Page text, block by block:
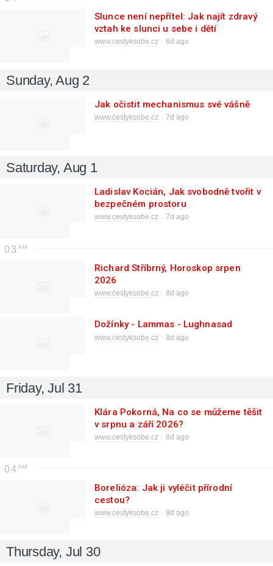
Slunce není nepřítel: Jak najít zdravý
vztah ke slunci u sebe i dětí
www.cestyksobe.cz 6d ago
Sunday, Aug 2
Jak očistit mechanismus své vášně
www.cestyksobe.cz 7d ago
Saturday, Aug 1
Ladislav Kocián, Jak svobodně tvořit v
bezpečném prostoru
www.cestyksobe.cz 7d ago
03
Richard Stříbrný, Horoskop srpen
2026
www.cestyksobe.cz 8d ago
Dožínky - Lammas - Lughnasad
www.cestyksobe.cz 8d ago
Friday, Jul 31
Klára Pokorná, Na co se můžeme těšit
v srpnu a září 2026?
www.cestyksobe.cz 8d ago
04
Borelióza: Jak ji vyléčit přírodní
cestou?
www.cestyksobe.cz 9d ago
Thursday, Jul 30